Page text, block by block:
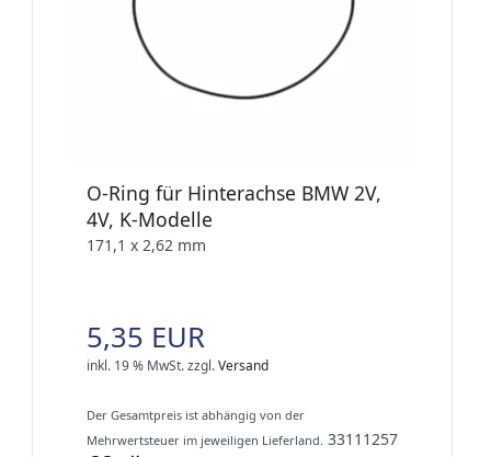
O-Ring für Hinterachse BMW 2V,
4V, K-Modelle
171,1 x 2,62 mm
5,35 EUR
inkl. 19 % MwSt.zzgl.Versand
Der Gesamtpreis ist abhängig von der
Mehrwertsteuer im jeweiligen Lieferland. 33111257